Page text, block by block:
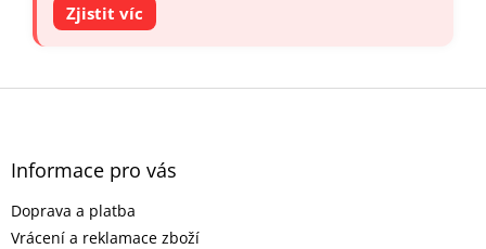
Zjistit víc
Z
Informace pro vás
Doprava a platba
Vrácení a reklamace zboží